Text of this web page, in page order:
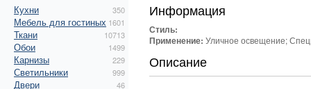
Кухни 350
Мебель для гостиных 1601
Ткани 10713
Обои 1499
Карнизы 229
Светильники 999
Двери 46
Информация
Стиль:
Применение: Уличное освещение;
Описание